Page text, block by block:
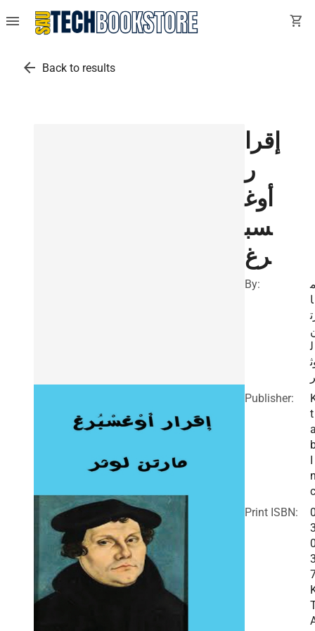
menu shopping_cart
arrow_back Back to results
إقرا
ر
أوغ
سب
رغ
By:
ا
ل
Publisher:
t
I
Print ISBN: